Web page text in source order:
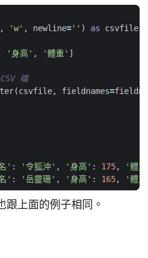
, 'w' , newline='' ) as csvfile
'身高' , '體重' ]
檔
(csvfile, fieldnames=
' : '令狐沖' , '身高' : 175,
'體
' : '岳靈珊' , '身高' : 165, '體
跟上面的例子相同。